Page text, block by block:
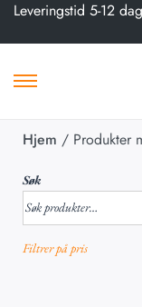
Leveringstid 5-12
Hjem / Produkter
Søk
Filtrer på pris